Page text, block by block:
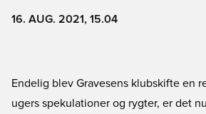
16. AUG. 2021, 15.04
Endelig blev Gravesens klubskifte en
ugers spekulationer og rygter, er det